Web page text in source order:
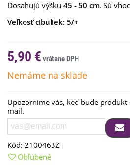
Dosahujú výšku 45 - 50 cm. Sú
Veľkosť cibuliek: 5/+
5,90 €
Nemáme na sklade
Upozorníme vás, keď bude produkt
mail.
Kód: 2100463Z
Obľúbené